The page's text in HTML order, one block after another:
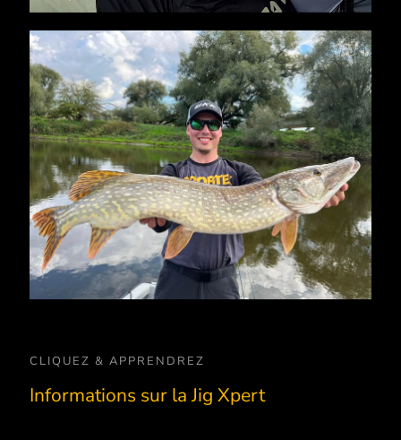
CLIQUEZ & APPRENDREZ
Informations sur la Jig Xpert